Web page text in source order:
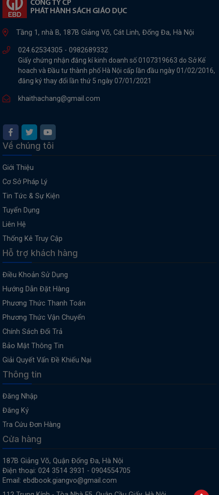
Tầng 1, nhà B, 187B Giảng Võ, Cát Linh, Đống Đa, Hà Nội
024.62534305 - 0982689332
Giấy chứng nhận đăng kí kinh doanh số 0107319663 do Sở Kế
hoach và Đầu tư thành phố Hà Nội cấp lần đầu ngày 01/02/2016,
đăng ký thay đổi lần thứ 5 ngày 07/01/2021
khaithachang@gmail.com
Về chúng tôi
Giới Thiệu
Cơ Sở Pháp Lý
Tin Tức & Sự Kiện
Tuyển Dụng
Liên Hệ
Thống Kê Truy Cập
Hỗ trợ khách hàng
Điều Khoản Sử Dụng
Hướng Dẫn Đặt Hàng
Phương Thức Thanh Toán
Phương Thức Vận Chuyển
Chính Sách Đổi Trả
Bảo Mật Thông Tin
Giải Quyết Vấn Đề Khiếu Nại
Thông tin
Đăng Nhập
Đăng Ký
Tra Cứu Đơn Hàng
Cửa hàng
187B Giảng Võ, Quận Đống Đa, Hà Nội
Điện thoại: 024 3514 3931 - 0904554705
Email: ebdbook.giangvo@gmail.com